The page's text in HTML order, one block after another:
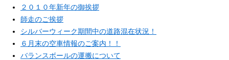
２０１０年新年の御挨拶
師走のご挨拶
シルバーウィーク期間中の道路混在状況！
６月末の空車情報のご案内！！
バランスボールの運搬について